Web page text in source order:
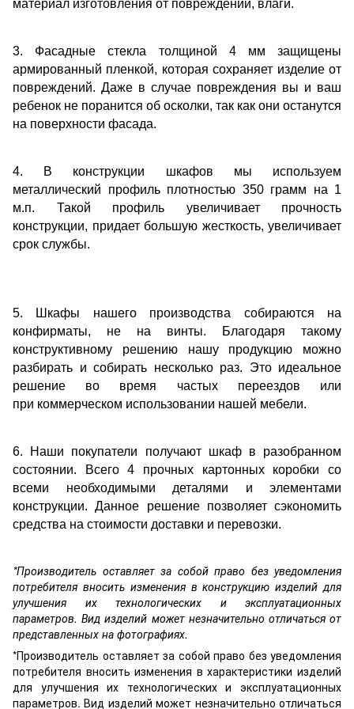
материал изготовления от повреждений, влаги.
3. Фасадные стекла толщиной 4 мм защищены
армированный пленкой, которая сохраняет изделие от
повреждений. Даже в случае повреждения вы и ваш
ребенок не поранится об осколки, так как они останутся
на поверхности фасада.
4. В конструкции шкафов мы используем
металлический профиль плотностью 350 грамм на 1
м.п. Такой профиль увеличивает прочность
конструкции, придает большую жесткость, увеличивает
срок службы.
5. Шкафы нашего производства собираются на
конфирматы, не на винты. Благодаря такому
конструктивному решению нашу продукцию можно
разбирать и собирать несколько раз. Это идеальное
решение во время частых переездов или
при коммерческом использовании нашей мебели.
6. Наши покупатели получают шкаф в разобранном
состоянии. Всего 4 прочных картонных коробки со
всеми необходимыми деталями и элементами
конструкции. Данное решение позволяет сэкономить
средства на стоимости доставки и перевозки.
*Производитель оставляет за собой право без уведомления
потребителя вносить изменения в конструкцию изделий для
улучшения их технологических и эксплуатационных
параметров. Вид изделий может незначительно отличаться от
представленных на фотографиях.
*Производитель оставляет за собой право без уведомления
потребителя вносить изменения в характеристики изделий
для улучшения их технологических и эксплуатационных
параметров. Вид изделий может незначительно отличаться